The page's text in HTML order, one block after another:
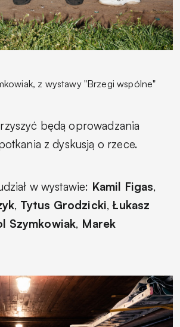
z wystawy "Brzegi wspólne"
będą oprowadzania
z dyskusją o rzece.
w wystawie: Kamil Figas,
, Tytus Grodzicki,Łukasz
Szymkowiak, Marek